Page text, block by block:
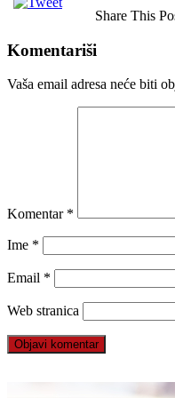
Share This
Komentariši
Vaša email adresa neće biti
Komentar *
Ime *
Email *
Web stranica